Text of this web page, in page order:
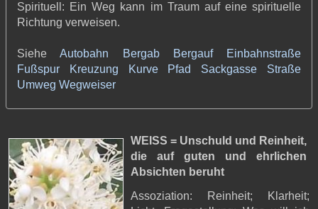
Spirituell: Ein Weg kann im Traum auf eine spirituelle
Richtung verweisen.
SieheAutobahn Bergab Bergauf
Einbahnstraße
Fußspur
Kreuzung Kurve Pfad Sackgasse
Straße
Umweg Wegweiser
WEISS = Unschuld und Reinheit,
die auf guten und ehrlichen
Absichten beruht
Assoziation: Reinheit; Klarheit;